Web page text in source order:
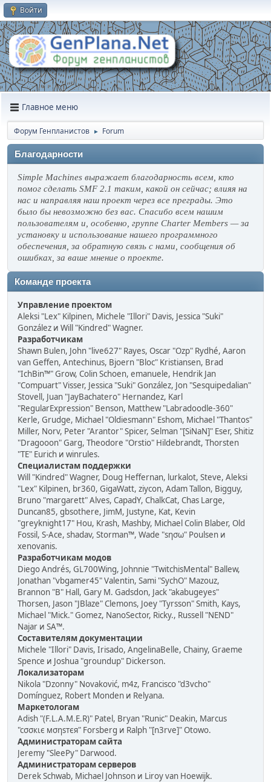
Войти
Главное меню
Форум Генпланистов ► Forum
Благодарности
Simple Machines выражает благодарность всем, кто
помог сделать SMF 2.1 таким, какой он сейчас; влияя на
нас и направляя наш проект через все преграды. Это
было бы невозможно без вас. Спасибо всем нашим
пользователям и, особенно, группе Charter Members — за
установку и использование нашего программного
обеспечения, за обратную связь с нами, сообщения об
ошибках, за ваше мнение о проекте.
Команде проекта
Управление проектом
Aleksi "Lex" Kilpinen, Michele "Illori" Davis, Jessica "Suki"
González и Will "Kindred" Wagner.
Разработчикам
Shawn Bulen, John "live627" Rayes, Oscar "Ozp" Rydhé, Aaron
van Geffen, Antechinus, Bjoern "Bloc" Kristiansen, Brad
"IchBin™" Grow, Colin Schoen, emanuele, Hendrik Jan
"Compuart" Visser, Jessica "Suki" González, Jon "Sesquipedalian"
Stovell, Juan "JayBachatero" Hernandez, Karl
"RegularExpression" Benson, Matthew "Labradoodle-360"
Kerle, Grudge, Michael "Oldiesmann" Eshom, Michael "Thantos"
Miller, Norv, Peter "Arantor" Spicer, Selman "[SiNaN]" Eser, Shitiz
"Dragooon" Garg, Theodore "Orstio" Hildebrandt, Thorsten
"TE" Eurich и winrules.
Специалистам поддержки
Will "Kindred" Wagner, Doug Heffernan, lurkalot, Steve, Aleksi
"Lex" Kilpinen, br360, GigaWatt, ziycon, Adam Tallon, Bigguy,
Bruno "margarett" Alves, CapadY, ChalkCat, Chas Large,
Duncan85, gbsothere, JimM, Justyne, Kat, Kevin
"greyknight17" Hou, Krash, Mashby, Michael Colin Blaber, Old
Fossil, S-Ace, shadav, Storman™, Wade "sησω" Poulsen и
xenovanis.
Разработчикам модов
Diego Andrés, GL700Wing, Johnnie "TwitchisMental" Ballew,
Jonathan "vbgamer45" Valentin, Sami "SychO" Mazouz,
Brannon "B" Hall, Gary M. Gadsdon, Jack "akabugeyes"
Thorsen, Jason "JBlaze" Clemons, Joey "Tyrsson" Smith, Kays,
Michael "Mick." Gomez, NanoSector, Ricky., Russell "NEND"
Najar и SA™.
Составителям документации
Michele "Illori" Davis, Irisado, AngelinaBelle, Chainy, Graeme
Spence и Joshua "groundup" Dickerson.
Локализаторам
Nikola "Dzonny" Novaković, m4z, Francisco "d3vcho"
Domínguez, Robert Monden и Relyana.
Маркетологам
Adish "(F.L.A.M.E.R)" Patel, Bryan "Runic" Deakin, Marcus
"cσσкιє мσηѕтєя" Forsberg и Ralph "[n3rve]" Otowo.
Администраторам сайта
Jeremy "SleePy" Darwood.
Администраторам серверов
Derek Schwab, Michael Johnson и Liroy van Hoewijk.